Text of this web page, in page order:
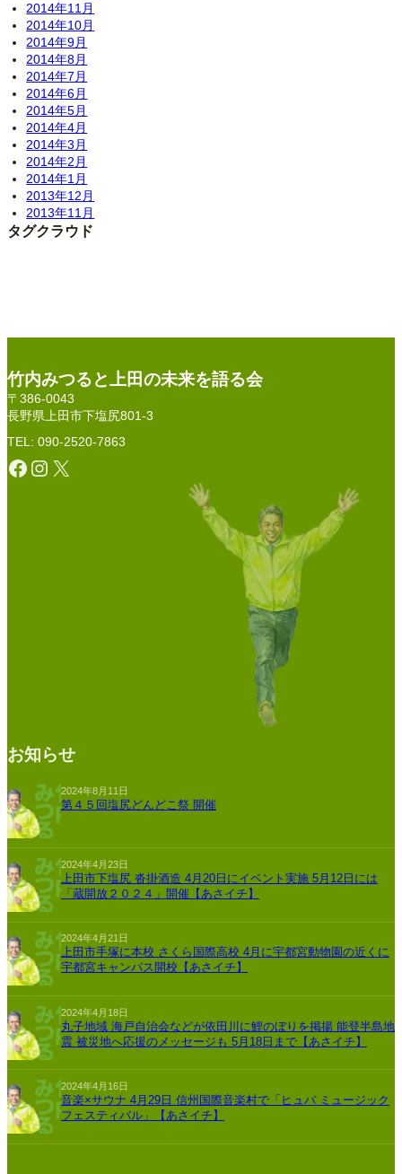
2014年11月
2014年10月
2014年9月
2014年8月
2014年7月
2014年6月
2014年5月
2014年4月
2014年3月
2014年2月
2014年1月
2013年12月
2013年11月
タグクラウド
竹内みつると上田の未来を語る会
〒386-0043
長野県上田市下塩尻801-3
TEL: 090-2520-7863
Facebook Instagram X
お知らせ
2024年8月11日
第４５回塩尻どんどこ祭 開催
2024年4月23日
上田市下塩尻 沓掛酒造 4月20日にイベント実施 5月12日には
「蔵開放２０２４」開催【あさイチ】
2024年4月21日
上田市手塚に本校 さくら国際高校 4月に宇都宮動物園の近くに
宇都宮キャンパス開校【あさイチ】
2024年4月18日
丸子地域 海戸自治会などが依田川に鯉のぼりを掲揚 能登半島地
震 被災地へ応援のメッセージも 5月18日まで【あさイチ】
2024年4月16日
音楽×サウナ 4月29日 信州国際音楽村で「ヒュバ ミュージック
フェスティバル」【あさイチ】